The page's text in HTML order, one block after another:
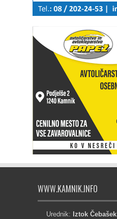
WWW.KAMNIK.INFO
Urednik: Iztok Čebašek